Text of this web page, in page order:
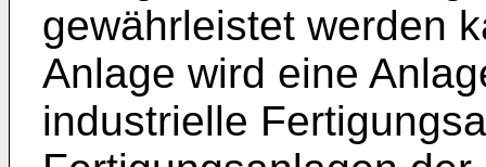
gewährleistet werden
Anlage wird eine
industrielle